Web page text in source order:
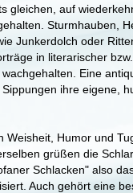
gleichen, auf
Sturmhauben,
Junkerdolch oder
in literarischer
Eine
ihre eigene,
Weisheit, Humor und
grüßen die
Schlacken" also
Auch gehört eine